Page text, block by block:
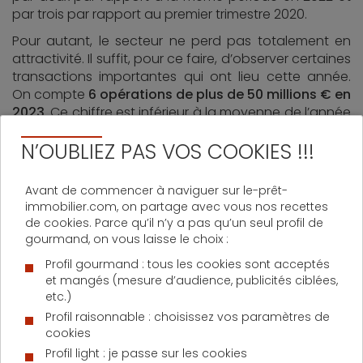
par trois par rapport au premier trimestre 2020.
Pour autant, le secteur ne perd pas totalement en
attractivité. Il suffit, pour ce faire, d’observer certaines
transactions importantes qui ont lieu cette année.
On compte 6 opérations de plus de 50 millions € en
2023. Ce chiffre est inférieur à la moyenne de l’année
La demande dans ce secteur évolue et exige une
à long terme. Pour s’ajuster,l’offre de bureaux doit
adopter une approche plus flexiblepour répondre
auxnouveaux besoins des entreprises.
Actuellement, l’Île-de-France compte environ 4,5
millions de mètres carrés de bureaux vacants.
Pourtant,les espaces de coworking et les bureaux
flexibles continuent de gagner en popularité
, avec
une croissance annuelle d’environ 25 %. Ces solutions
ne sont plus uniquement réservées aux start-ups.
N’OUBLIEZ PAS VOS COOKIES !!!
Avant de commencer à naviguer sur le-prêt-
immobilier.com, on partage avec vous nos recettes
de cookies. Parce qu’il n’y a pas qu’un seul profil de
gourmand, on vous laisse le choix :
Profil gourmand : tous les cookies sont acceptés
et mangés (mesure d’audience, publicités ciblées,
etc.)
Profil raisonnable : choisissez vos paramètres de
cookies
Profil light : je passe sur les cookies